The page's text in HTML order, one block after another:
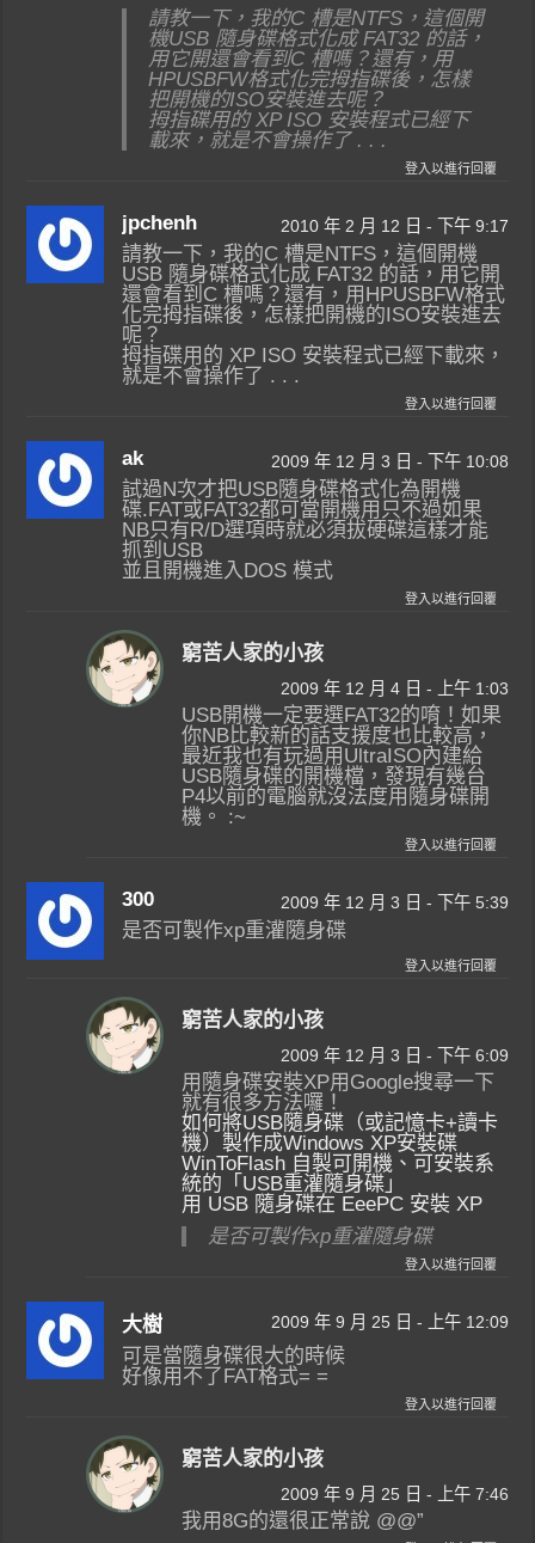
請教一下，我的C 槽是NTFS，這個開
機USB 隨身碟格式化成 FAT32 的話，
用它開還會看到C 槽嗎？還有，用
HPUSBFW格式化完拇指碟後，怎樣
把開機的ISO安裝進去呢？
拇指碟用的 XP ISO 安裝程式已經下
載來，就是不會操作了 . . .
登入以進行回覆
jpchenh 2010 年 2 月 12 日 - 下午 9:17
請教一下，我的C 槽是NTFS，這個開機
USB 隨身碟格式化成 FAT32 的話，用它開
還會看到C 槽嗎？還有，用HPUSBFW格式
化完拇指碟後，怎樣把開機的ISO安裝進去
呢？
拇指碟用的 XP ISO 安裝程式已經下載來，
就是不會操作了 . . .
登入以進行回覆
ak 2009 年 12 月 3 日 - 下午 10:08
試過N次才把USB隨身碟格式化為開機
碟.FAT或FAT32都可當開機用只不過如果
NB只有R/D選項時就必須拔硬碟這樣才能
抓到USB
並且開機進入DOS 模式
登入以進行回覆
窮苦人家的小孩
2009 年 12 月 4 日 - 上午 1:03
USB開機一定要選FAT32的唷！如果
你NB比較新的話支援度也比較高，
最近我也有玩過用UltraISO內建給
USB隨身碟的開機檔，發現有幾台
P4以前的電腦就沒法度用隨身碟開
機。 :~
登入以進行回覆
300 2009 年 12 月 3 日 - 下午 5:39
是否可製作xp重灌隨身碟
登入以進行回覆
窮苦人家的小孩
2009 年 12 月 3 日 - 下午 6:09
用隨身碟安裝XP用Google搜尋一下
就有很多方法囉！
如何將USB隨身碟（或記憶卡+讀卡
機）製作成Windows XP安裝碟
WinToFlash 自製可開機、可安裝系
統的「USB重灌隨身碟」
用 USB 隨身碟在 EeePC 安裝 XP
是否可製作xp重灌隨身碟
登入以進行回覆
大樹 2009 年 9 月 25 日 - 上午 12:09
可是當隨身碟很大的時候
好像用不了FAT格式= =
登入以進行回覆
窮苦人家的小孩
2009 年 9 月 25 日 - 上午 7:46
我用8G的還很正常說 @@”